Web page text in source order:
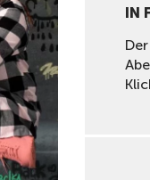
IN